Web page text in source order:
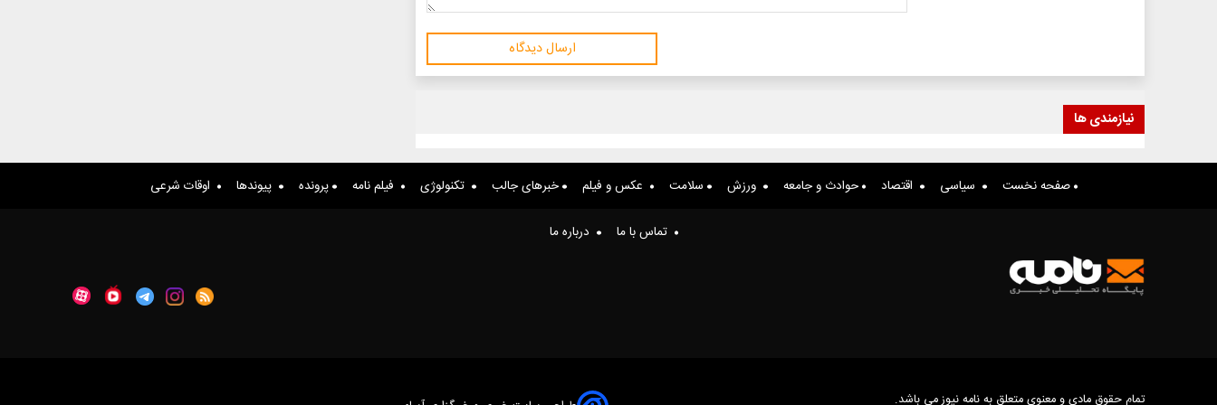
ارسال دیدگاه
نیازمندی ها
صفحه نخست سیاسی اقتصاد حوادث و جامعه ورزش سلامت عکس و فیلم خبرهای جالب تکنولوژی فیلم نامه پرونده پیوندها اوقات شرعی
تماس با ما درباره ما
تمام حقوق مادی و معنوی متعلق به نامه نیوز می باشد.